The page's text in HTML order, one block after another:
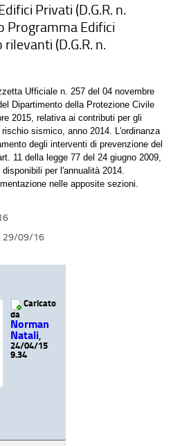
Privati (D.G.R. n.
Programma Edifici
(D.G.R. n.
Ufficiale n. 257 del 04 novembre
Dipartimento della Protezione Civile
2015, relativa ai contributi per gli
sismico, anno 2014. L'ordinanza
degli interventi di prevenzione del
11 della legge 77 del 24 giugno 2009,
per l'annualità 2014.
nelle apposite sezioni.
29/09/16
Caricato
da
Norman
Natali
24/04/15
9.34